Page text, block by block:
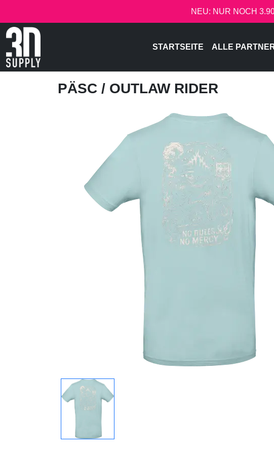
NEU: NUR NOCH
STARTSEITE ALLE
PÄSC / OUTLAW RIDER